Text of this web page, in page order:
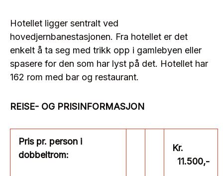
Hotellet ligger sentralt ved
hovedjernbanestasjonen. Fra hotellet er det
enkelt å ta seg med trikk opp i gamlebyen eller
spasere for den som har lyst på det. Hotellet har
162 rom med bar og restaurant.
REISE- OG PRISINFORMASJON
Pris pr. person i
dobbeltrom:
Kr.
11.500,-